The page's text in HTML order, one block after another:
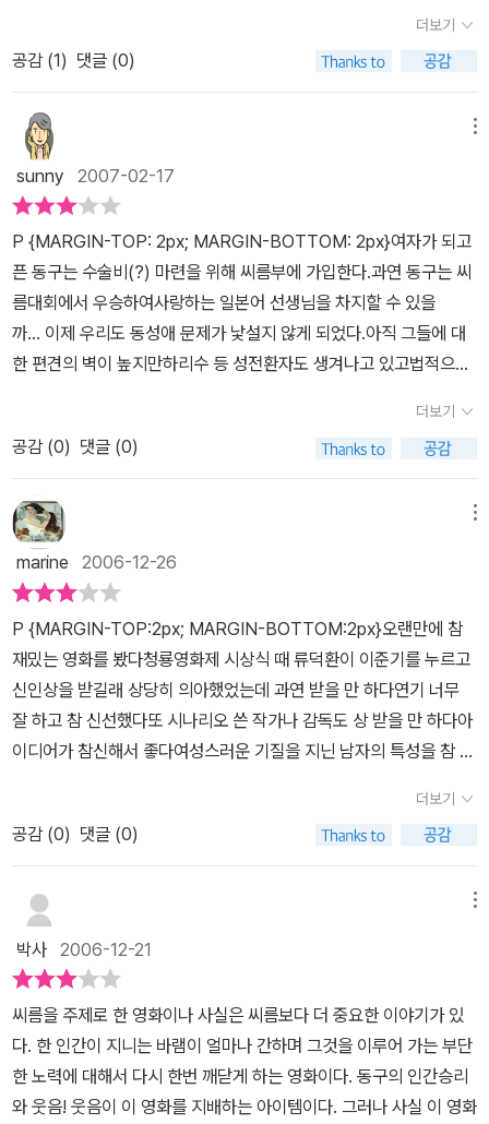
신이 없다. 피식~ 웃긴게 아니라 푸하하~~~하고 박장대소하는 웃음
이다. 그래서 보고 나면 스트레스가 확~ 풀린다!<동갑내기 과외하기
>와 <말아톤>, <웰컴 투 동막골> 그리고 <달콤,살벌한 연인> 이후
로 꽤나 오랫만에 실컷 웃어본 영화가 아니었나 싶다.무엇보다 이 영
화에서 보여주는 웃음의 미덕은 '건강'하다는 거다.그동안 많은 영화
에서 욕설과 가학으로 인한 억지웃음을 많이 만들어냈다.예전 <두사
부일체>의 경우 많은 부분에서 웃었지만, 정웅인이 거의 습관적으로
정택상의 머리를 때리는 부분에 질려(그런 가학성은 정말 싫다;; ㅡ.,
ㅡ;;) 극장문을 나서자마자 아주아주~ 짜증나는 영화로 남은 기억이
있다. 그런 웃음은 웃기지만 왠지 서글프다.반면. <천하장사 마돈나>
에는 그런 서글픔이 없다.그래서 이런 건강하고 착한 웃음을 뿌려주
는 이 영화가 나는 너무 좋다!참. 감독님이 인터뷰에서 기존의 웃음과
오~ no! 전혀 그렇지 않았다는! 오히려 사람들이 모두 뒤집히는 유쾌
한 웃음천국이었다면서~ ㅎㅎㅎ 영화속에 나오는 각각의 캐릭터도
너무 잼났는데.캐릭터에 신경을 많이 쓰셨다는 감독님의 말씀에 나도
고개를 끄덕끄덕~ !시도때도 없이 두루마리를 들고 화장실에 사시
는 씨름감독님, 씨름엔 소질없지만 인간성은 좋은 씨름부의 덩치 3인
방, 시도때도 없이 바뀌는 장래희망으로 우리를 웃겨주는 동구의 단
짝친구 종만이, 그리고 초난강의 특별출연이 빛나는 일어선생님까
지.. 각각의 캐릭터가 사랑스럽지 않은 캐릭터가 없다. ^ ^비교적 적은
분량이지만 흔쾌히 출연하셨다는 우리의 백선생, 백윤식 선생.반백수
같지만 동구의 재능을 꿰뚫어 보고 키워준 씨름감독은 백윤식의 카리
스마와 무게감으로 더욱 빛을 발한다. 특히 그의 특이한 억양은 정말
웃겼다는.. ^ ^각각의 성격이 너무나 뚜렷한 덩치 3인방 - 문세윤, 김
용훈, 윤원석. 그들이 있었기에 씨름부가 즐거웠다! ㅎㅎ덩치는 거대
하지만 어찌나 귀여운지. 그들이 행동 하나하나에 웃지 않고 못 견디
정해주는 마음넓은 동구의 단짝친구 종만 - 박영서.영화의 중간중간
나타나는 그의 변신은 우리를 더욱 즐겁게 한다.오늘은 그의 꿈이 또
무엇으로 변할까~ 사뭇 궁금해지는 시츄에이숀~ ㅎㅎㅎ그리고!!!생
각보다 꽤 많은 분량 출연하는 초난강 - 쿠사나기 츠요시!그의 한국어
발음은 여전히 어색했지만 영화속에서 꽃가루와 함께 펼쳐지는 그의
느끼모션은.. 아~ 정말 웃겼었다. 특히 음악이!!! ㅋㅋ그가 영화 <일
본침몰>에서 진지한 모습을 선보인다고 해도. <천하장사 마돈나> 속
바꾸던 단짝 친구를 통해 ‘씨름’을 알게 되고, 장학금과 뒤집기 한판의
희망에 자신의 소망을 다시금 꿈꾸게 되는데……. 다소 엉뚱할 수도
장례희망차원의 문제가 아니라 ‘살기위해’서라 고함치는 모습에서 저
는 ‘반성’할 것을 다짐하게 되었습니다. 일단 적어보자면 ‘나는 나 자
신의 꿈을 위해서 무엇 하나 희생할 각오를 하고 있는가?’ 등의 문제
이군요. 이번 작품을 보기 전까지는 ‘성전환’이니, 또 그것을 통한
‘가정 파괴’니 등의 이슈를 통해 부정적 이미지가 시야를 막고 있었다
보니 그다지 끌리지 않았었습니다. 하지만 좋은 친구를 뒀더니 보고
싶은 것만 보는 저의 편식형 작품 감상 방식에 잡식할 것이 하나 둘씩
생기는군요. 그렇게 이번 작품은 한번 즘은 볼만한 좋은 작품이라는
생각을 가지게 했습니다. 집나간 엄마, 술에 절어 사는 전직 권투선
로 해결할 수 있을 것인가? 어떻게 보면 인생역전의 코드가 숨겨진
듯도 하지만, 글쎄요. 어차피 길어봐야 80년 더 살까 하는 인생 즐거
운 기분으로 살아봤으면 하는 바램뿐입니다. 아아. 친구도 그랬다지
만 한 번 더 보고 싶어지는군요. 특히 영화의 마지막 부분과 곳곳에 숨
어서 감동을 주던 장면들이 참 인상적이었다고만 살짝 알려드리겠습
니다(웃음) 그럼 마지막으로 스스로에게 하는 질문들 중 하나를 남
기며 이번 감상기록을 마쳐볼까 합니다. “우리는 불가능을 교육받지
않았던가?” Ps. 그러고 보니 씨름부 감독으로 연기하신 백윤식 님은
최근 들어 정체불명의 스승님 비슷한 모습으로 여기저기 나오시는 것
같더군요. 그리고 초난강 씨 오랜만에 뵙겠습니다(웃음) [아.자모
네] A.ZaMoNe's 무한오타 with 얼음의신
김윤석이라는 배우도 연기가 좋아서 기억에 남았다. 얼굴은 아는데
이름을 몰랐다는.몸은 남자지만 마음은 여자. 진짜 여자가 되기 위해
서는 수술비 500만원이 필요하다. 힘들게 알바로 모은 돈은 잘난 아
버지를 둔 덕에 합의금으로 들어가고. 힘들게 모은 돈은 날라갔지만,
여자가 되기 위한 마음은 여전하다. 때마침 ‘인천시 배 고등부 씨름대
회’ 우승자 장학금이 500만원. 딱 떨어지잖아! 씨름해야지,뭐...대사
중, 뭐가 되고 싶은 게 아니라 그냥 살고 싶다는. 동구의 말이 가슴에
와 닿았다. 성 정체성이라는 걸로 마음고생하는 사람들도 많이 힘들
겠다는 생각도 들고, 아무튼 영화는 새로운 재미를 주었다. 단순히 재
미라고만 말하기에는 아쉽지만 말이다. 이런 식의 성장영화 좋다! 동
구도 좋았지만, 동구와 함께 등장하는 여러 조연진들의 합이 좋았다.
초난강이 나와서 웃겼다. 의외의 인물이라서. 역할이 어울려서 웃겼
다는. 처음 영화를 마주했을 때는 막연히 땡기는 게 없다고 안 봐도 괜
찮을 것 같았는데, 보고 나니깐 늦게나마 보기를 잘했다는 생각이 들
괜찮은데 ^^
더보기
공감 (1) 댓글 (0)
sunny 2007-02-17
P {MARGIN-TOP: 2px; MARGIN-BOTTOM: 2px}여자가 되고
픈 동구는 수술비(?) 마련을 위해 씨름부에 가입한다.과연 동구는 씨
름대회에서 우승하여사랑하는 일본어 선생님을 차지할 수 있을
까... 이제 우리도 동성애 문제가 낯설지 않게 되었다.아직 그들에 대
한 편견의 벽이 높지만하리수 등 성전환자도 생겨나고 있고법적으로
동성애 문제는 낯선 소재가 아니다.하지만 이 영화만큼 따뜻하고 유
쾌하게 그린 영화는 없던 것 같다.일본 영화 '으랏차차 스모부'를 연상
시키는 코믹함에다동구와 동구의 부모간의 가슴 찡한 이야기가 잘 버
무러져아직은 거북스런 소재를 잘 요리한 것 같다. '나는 뭐가 되고 싶
은게 아니라 그냥 살고 싶은거야''이 쿵쾅쿵쾅 뛰는 것이 바로 행복이
야'는 대사가 인상적이었던 영화
더보기
공감 (0) 댓글 (0)
marine 2006-12-26
P {MARGIN-TOP:2px; MARGIN-BOTTOM:2px}오랜만에 참
재밌는 영화를 봤다청룡영화제 시상식 때 류덕환이 이준기를 누르고
신인상을 받길래 상당히 의아했었는데 과연 받을 만 하다연기 너무
잘 하고 참 신선했다또 시나리오 쓴 작가나 감독도 상 받을 만 하다아
이디어가 참신해서 좋다여성스러운 기질을 지닌 남자의 특성을 참 잘
리고 류덕환 너무 귀엽다영화 도중에 체중 재는 장면이 나왔는데 정
말 80kg일까?60kg 대 정도일 것 같던데그 외 배우들도 모두 굿 캐
스팅이었다특히 오랜만에 이상아를 봐서 정말 반가웠다결혼과 이혼
의 반복으로 주가가 많이 떨어졌는데도 여전히 영화 속에서 예쁘게
나온다결혼 생활만 원만했어도 연기 계속 했을텐데 아쉽다옛날에는
심은하와 같이 나올 정도였는데 말이다김윤석도 정말 연기 잘 한다충
무로의 보증 수표라더니, 그 말이 실감난다오히려 백윤식이 왜 나왔
는지 모르겠다존재감이 너무 없다초난강의 등장은 정말 쇼킹했다일
본인 동성애 코드에 딱 어울린다한국말 더듬거리면서 욕 하는 거 재
밌었다전형적인 일본 미청년 같다 영화 속의 김윤석은 권투 하다가
부상으로 그만둔 후 노동판을 전전하는 알콜 중독자다아내와 고등학
더보기
공감 (0) 댓글 (0)
박사 2006-12-21
씨름을 주제로 한 영화이나 사실은 씨름보다 더 중요한 이야기가 있
다. 한 인간이 지니는 바램이 얼마나 간하며 그것을 이루어 가는 부단
한 노력에 대해서 다시 한번 깨닫게 하는 영화이다. 동구의 인간승리
와 웃음! 웃음이 이 영화를 지배하는 아이템이다. 그러나 사실 이 영화